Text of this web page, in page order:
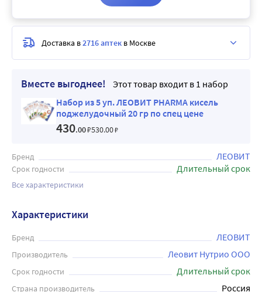
Вместе выгоднее!
Этот товар входит в 1 набор
Набор из 5 уп. ЛЕОВИТ PHARMA кисель
поджелудочный 20 гр по спец цене
430.00₽530.00₽
Бренд ЛЕОВИТ
Срок годности Длительный срок
Все характеристики
Доставка в2716 аптек в Москве
Характеристики
Бренд ЛЕОВИТ
Производитель Леовит Нутрио ООО
Срок годности Длительный срок
Страна производитель Россия